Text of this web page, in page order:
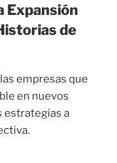
Expansión
de
empresas que
en nuevos
estrategias a